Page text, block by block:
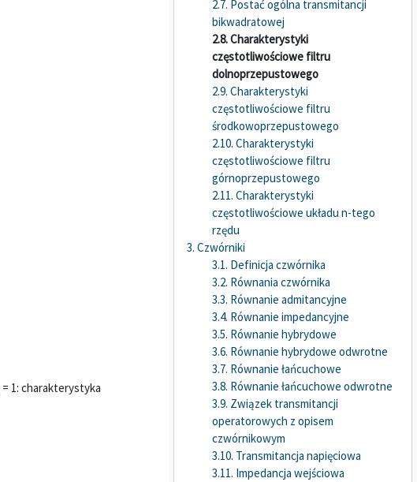
2.7. Postać ogólna transmitancji
bikwadratowej
2.8. Charakterystyki
częstotliwościowe filtru
dolnoprzepustowego
2.9. Charakterystyki
częstotliwościowe filtru
środkowoprzepustowego
2.10. Charakterystyki
częstotliwościowe filtru
górnoprzepustowego
2.11. Charakterystyki
częstotliwościowe układu n-tego
rzędu
3. Czwórniki
3.1. Definicja czwórnika
3.2. Równania czwórnika
3.3. Równanie admitancyjne
3.4. Równanie impedancyjne
3.5. Równanie hybrydowe
3.6. Równanie hybrydowe odwrotne
3.7. Równanie łańcuchowe
3.8. Równanie łańcuchowe odwrotne
3.9. Związek transmitancji
operatorowych z opisem
czwórnikowym
3.10. Transmitancja napięciowa
3.11. Impedancja wejściowa
= 1: charakterystyka